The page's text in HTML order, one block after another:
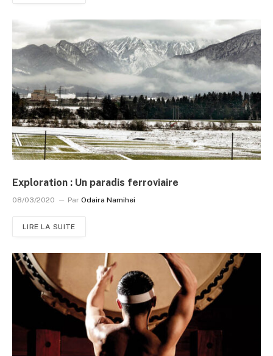
Exploration : Un paradis ferroviaire
08/03/2020 Par Odaira Namihei
LIRE LA SUITE